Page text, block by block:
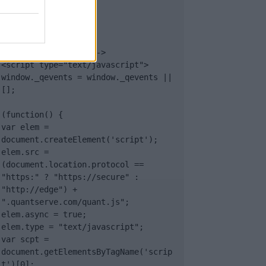
<!-- Quantcast Tag -->
<script type="text/javascript">
window._qevents = window._qevents ||
[];
(function() {
var elem =
document.createElement('script');
elem.src =
(document.location.protocol ==
"https:" ? "https://secure" :
"http://edge") +
".quantserve.com/quant.js";
elem.async = true;
elem.type = "text/javascript";
var scpt =
document.getElementsByTagName('scrip